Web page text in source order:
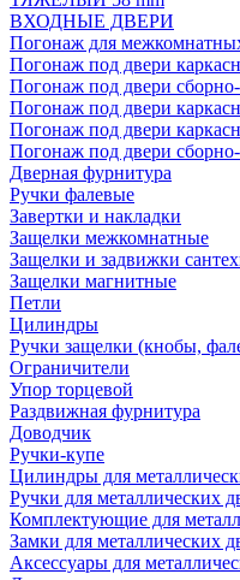
ВХОДНЫЕ ДВЕРИ
Погонаж для
Погонаж под двери
Погонаж под двери
Погонаж под двери
Погонаж под двери
Погонаж под двери
Дверная фурнитура
Ручки фалевые
Завертки и накладки
Защелки межкомнатные
Защелки и задвижки
Защелки магнитные
Петли
Цилиндры
Ручки защелки (кнобы,
Ограничители
Упор торцевой
Раздвижная фурнитура
Доводчик
Ручки-купе
Цилиндры для
Ручки для металлических
Комплектующие для
Замки для металлических
Аксессуары для